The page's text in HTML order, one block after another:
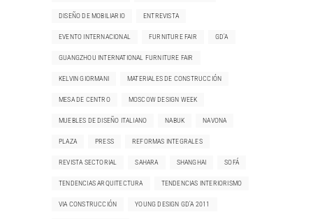
DISEÑO DE MOBILIARIO ENTREVISTA
EVENTO INTERNACIONAL FURNITURE FAIR GD'A
GUANGZHOU INTERNATIONAL FURNITURE FAIR
KELVIN GIORMANI MATERIALES DE CONSTRUCCIÓN
MESA DE CENTRO MOSCOW DESIGN WEEK
MUEBLES DE DISEÑO ITALIANO NABUK NAVONA
PLAZA PRESS REFORMAS INTEGRALES
REVISTA SECTORIAL SAHARA SHANGHAI SOFÁ
TENDENCIAS ARQUITECTURA TENDENCIAS INTERIORISMO
VIA CONSTRUCCIÓN YOUNG DESIGN GD'A 2011